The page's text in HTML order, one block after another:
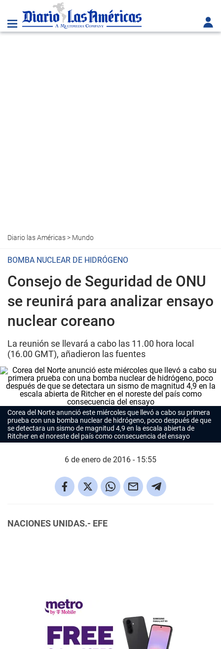
Diario las Américas> Mundo
BOMBA NUCLEAR DE HIDRÓGENO
Consejo de Seguridad de ONU
se reunirá para analizar ensayo
nuclear coreano
La reunión se llevará a cabo las 11.00 hora local
(16.00 GMT), añadieron las fuentes
Corea del Norte anunció este miércoles que llevó a cabo su primera
prueba con una bomba nuclear de hidrógeno, poco después de que
se detectara un sismo de magnitud 4,9 en la escala abierta de
Ritcher en el noreste del país como consecuencia del ensayo
6 de enero de 2016 - 15:55
NACIONES UNIDAS.- EFE